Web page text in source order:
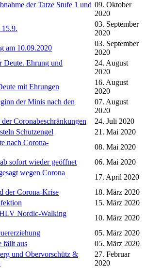
der Tatze Stufe 1 und 09. Oktober
2020
15.9.
03. September
2020
am 10.09.2020
03. September
2020
Deute. Ehrung und
24. August
2020
mit Ehrungen
16. August
2020
der Minis nach den
07. August
2020
Coronabeschränkungen
24. Juli 2020
Schutzengel
21. Mai 2020
nach Corona-
08. Mai 2020
sofort wieder geöffnet
06. Mai 2020
wegen Corona
17. April 2020
der Corona-Krise
18. März 2020
15. März 2020
Nordic-Walking
10. März 2020
05. März 2020
fällt aus
05. März 2020
und Obervorschütz &
27. Februar
2020